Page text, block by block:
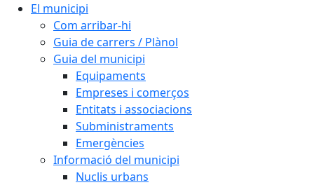
El municipi
Com arribar-hi
Guia de carrers / Plànol
Guia del municipi
Equipaments
Empreses i comerços
Entitats i associacions
Subministraments
Emergències
Informació del municipi
Nuclis urbans